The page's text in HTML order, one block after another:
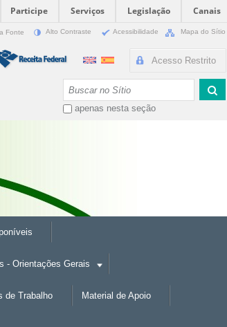
Participe Serviços Legislação
Canais
Fonte Alto Contraste Acessibilidade Mapa do Sítio
Acesso Restrito
apenas nesta seção
- Orientações Gerais
de Trabalho Material de Apoio